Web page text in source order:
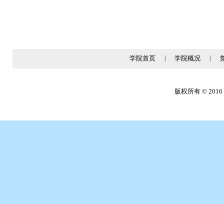
学院首页 学院概况
版权所有 © 2016